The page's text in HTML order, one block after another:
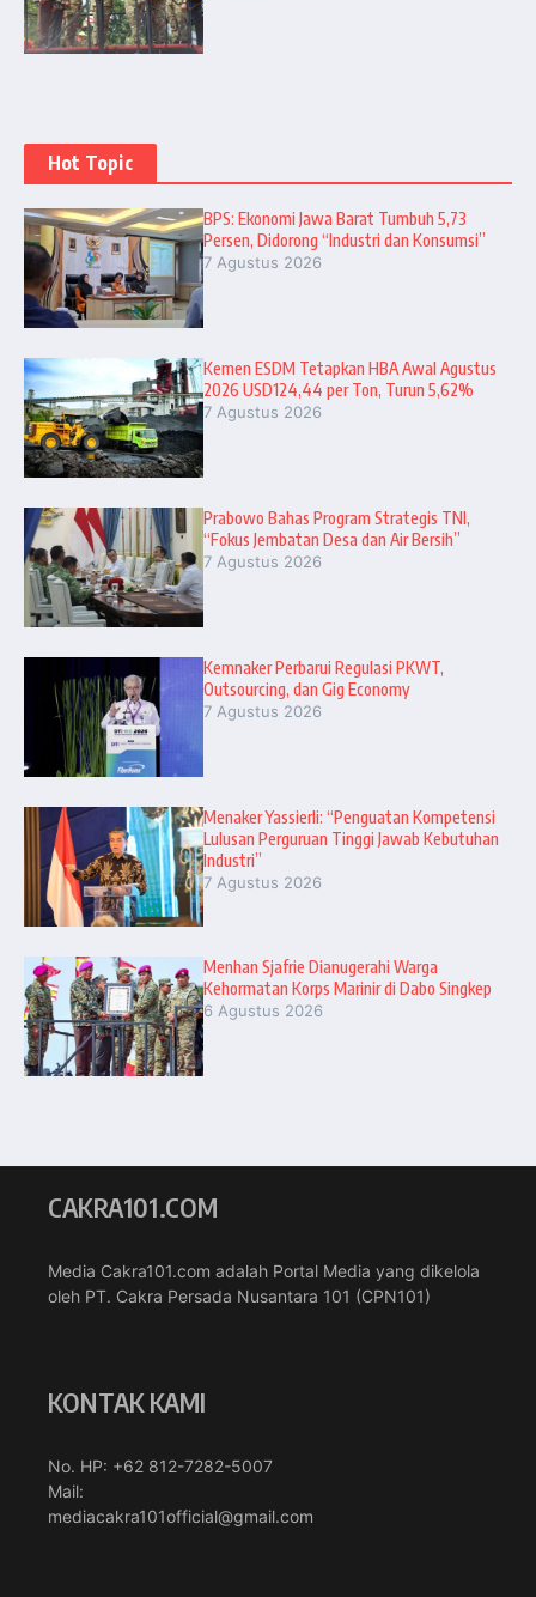
Hot Topic
BPS: Ekonomi Jawa Barat Tumbuh 5,73
Persen, Didorong “Industri dan Konsumsi”
7 Agustus 2026
Kemen ESDM Tetapkan HBA Awal Agustus
2026 USD124,44 per Ton, Turun 5,62%
7 Agustus 2026
Prabowo Bahas Program Strategis TNI,
“Fokus Jembatan Desa dan Air Bersih”
7 Agustus 2026
Kemnaker Perbarui Regulasi PKWT,
Outsourcing, dan Gig Economy
7 Agustus 2026
Menaker Yassierli: “Penguatan Kompetensi
Lulusan Perguruan Tinggi Jawab Kebutuhan
Industri”
7 Agustus 2026
Menhan Sjafrie Dianugerahi Warga
Kehormatan Korps Marinir di Dabo Singkep
6 Agustus 2026
CAKRA101.COM
Media Cakra101.com adalah Portal Media yang dikelola
oleh PT. Cakra Persada Nusantara 101 (CPN101)
KONTAK KAMI
No. HP: +62 812-7282-5007
Mail:
mediacakra101official@gmail.com